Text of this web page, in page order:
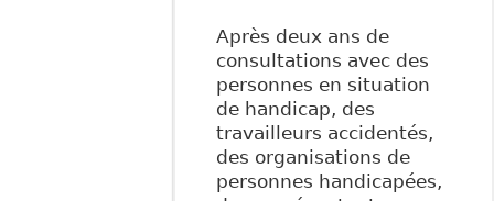
Après deux ans de
consultations avec des
personnes en situation
de handicap, des
travailleurs accidentés,
des organisations de
personnes handicapées,